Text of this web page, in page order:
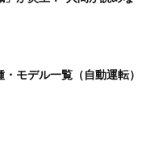
モデル一覧（自動運転）